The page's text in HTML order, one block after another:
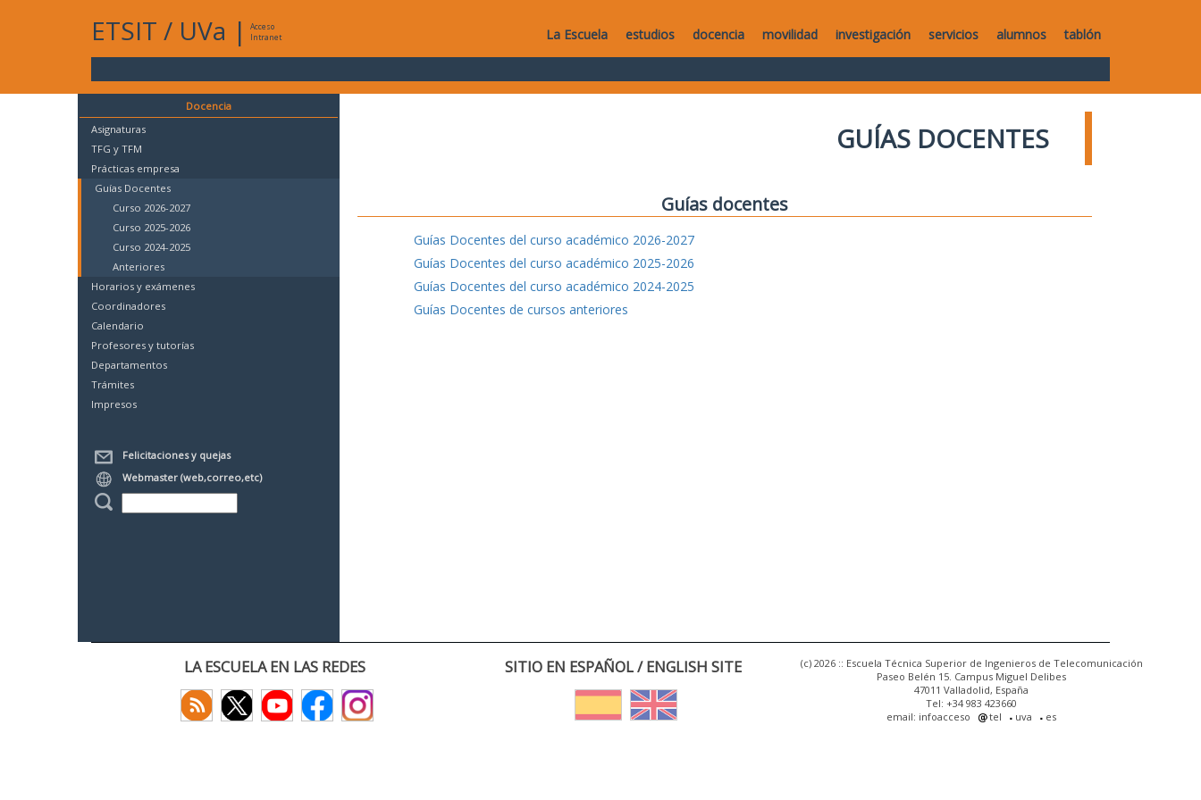
ETSIT / UVa |
Acceso
Intranet
La Escuela estudios docencia movilidad investigación servicios alumnos tablón
Docencia
Asignaturas
TFG y TFM
Prácticas empresa
Guías Docentes
Curso 2026-2027
Curso 2025-2026
Curso 2024-2025
Anteriores
Horarios y exámenes
Coordinadores
Calendario
Profesores y tutorías
Departamentos
Trámites
Impresos
Felicitaciones y quejas
Webmaster (web,correo,etc)
GUÍAS DOCENTES
Guías docentes
Guías Docentes del curso académico 2026-2027
Guías Docentes del curso académico 2025-2026
Guías Docentes del curso académico 2024-2025
Guías Docentes de cursos anteriores
LA ESCUELA EN LAS REDES SITIO EN ESPAÑOL / ENGLISH SITE
(c) 2026 :: Escuela Técnica Superior de Ingenieros de Telecomunicación
Paseo Belén 15. Campus Miguel Delibes
47011 Valladolid, España
Tel: +34 983 423660
email: infoacceso
tel uva es